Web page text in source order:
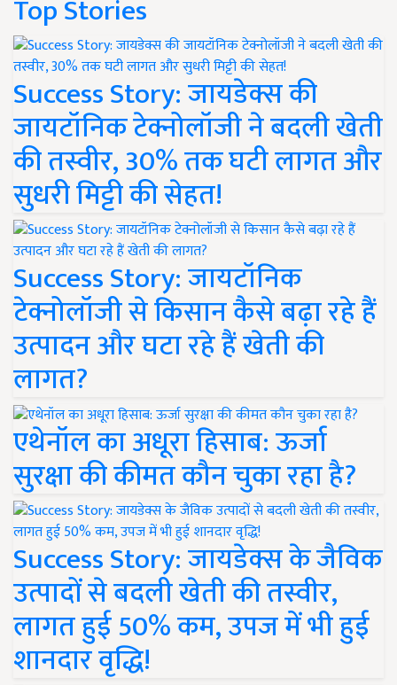
Top Stories
Success Story: जायडेक्स की
जायटॉनिक टेक्नोलॉजी ने बदली खेती
की तस्वीर, 30% तक घटी लागत और
सुधरी मिट्टी की सेहत!
Success Story: जायटॉनिक
टेक्नोलॉजी से किसान कैसे बढ़ा रहे हैं
उत्पादन और घटा रहे हैं खेती की
लागत?
एथेनॉल का अधूरा हिसाब: ऊर्जा
सुरक्षा की कीमत कौन चुका रहा है?
Success Story: जायडेक्स के जैविक
उत्पादों से बदली खेती की तस्वीर,
लागत हुई 50% कम, उपज में भी हुई
शानदार वृद्धि!